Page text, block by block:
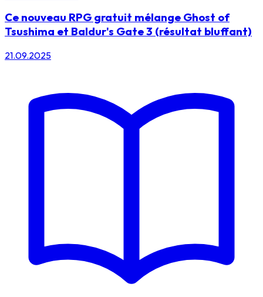
Ce nouveau RPG gratuit mélange Ghost of
Tsushima et Baldur's Gate 3 (résultat bluffant)
21.09.2025